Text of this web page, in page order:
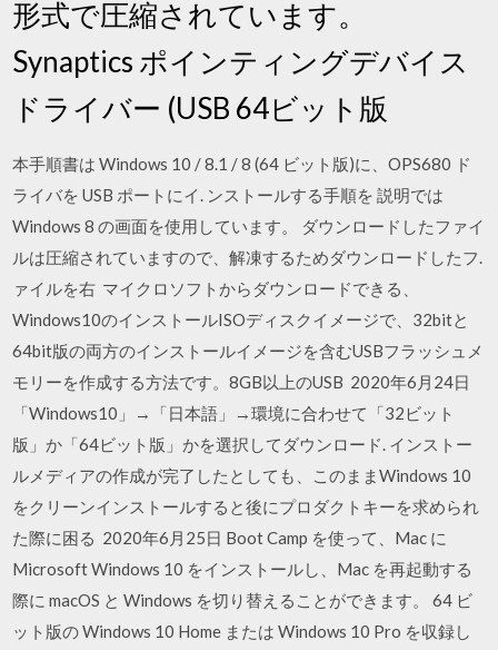
形式で圧縮されています。
Synaptics ポインティングデバイス
ドライバー (USB 64ビット版
本手順書は Windows 10 / 8.1 / 8 (64 ビット版)に、OPS680 ド
ライバを USB ポートにイ. ンストールする手順を 説明では
Windows 8 の画面を使用しています。 ダウンロードしたファイ
ルは圧縮されていますので、解凍するためダウンロードしたフ.
ァイルを右 マイクロソフトからダウンロードできる、
Windows10のインストールISOディスクイメージで、32bitと
64bit版の両方のインストールイメージを含むUSBフラッシュメ
モリーを作成する方法です。8GB以上のUSB 2020年6月24日
「Windows10」→「日本語」→環境に合わせて「32ビット
版」か「64ビット版」かを選択してダウンロード. インストー
ルメディアの作成が完了したとしても、このままWindows 10
をクリーンインストールすると後にプロダクトキーを求められ
た際に困る 2020年6月25日 Boot Camp を使って、Mac に
Microsoft Windows 10 をインストールし、Mac を再起動する
際に macOS と Windows を切り替えることができます。 64 ビ
ット版の Windows 10 Home または Windows 10 Pro を収録し